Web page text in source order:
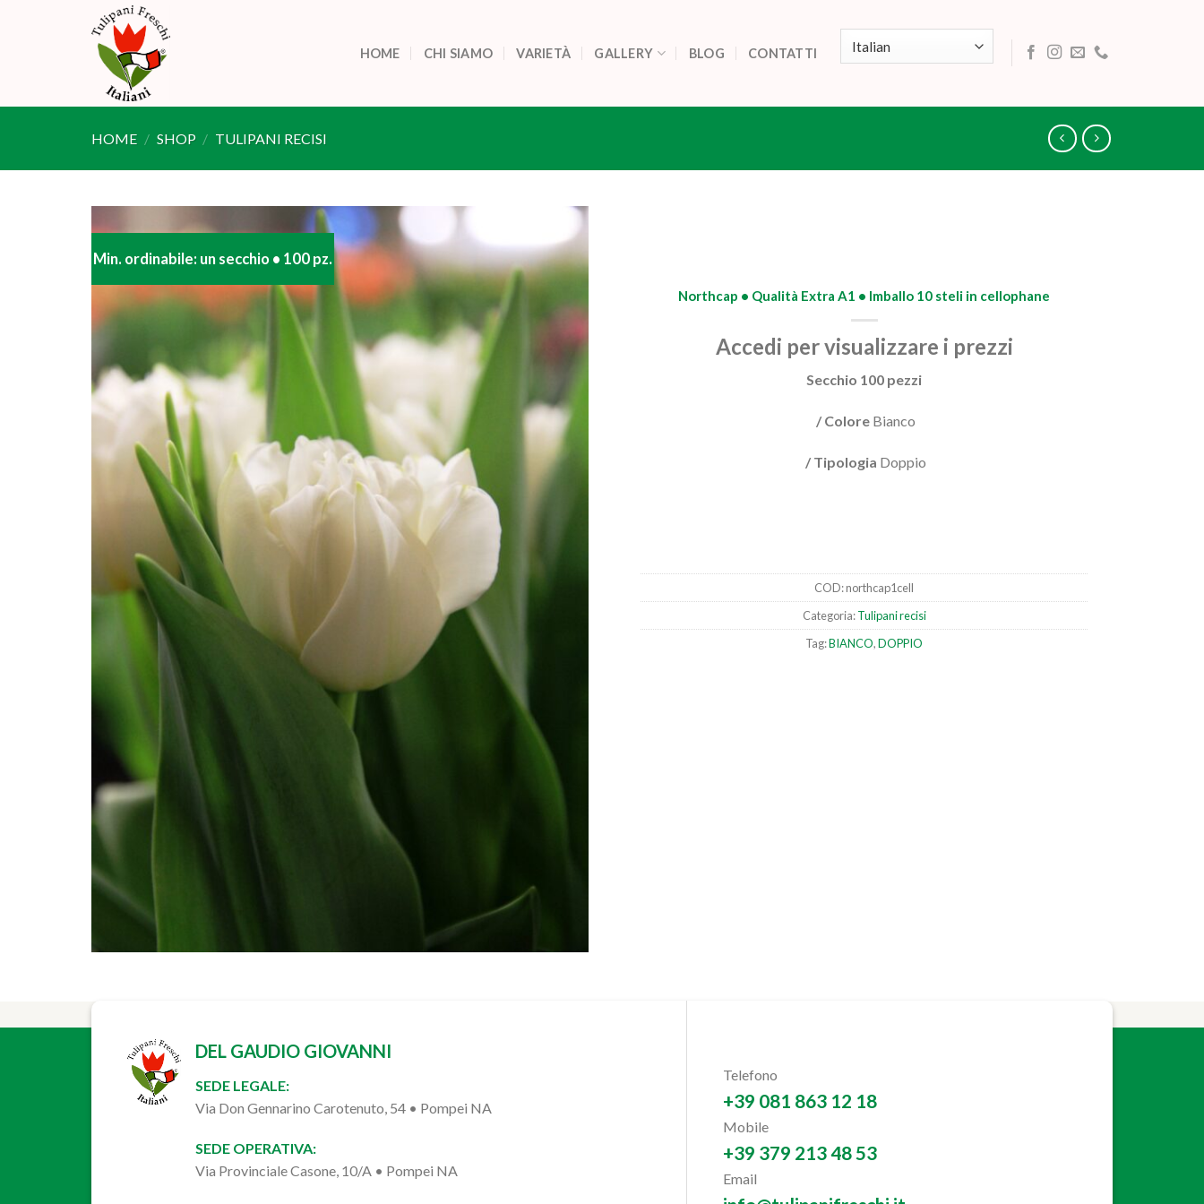
HOME CHI SIAMO VARIETÀ GALLERY BLOG CONTATTI
HOME / SHOP / TULIPANI RECISI
Min. ordinabile: un secchio • 100 pz.
Northcap • Qualità Extra A1 • Imballo 10 steli in cellophane
Accedi per visualizzare i prezzi
Secchio 100 pezzi
/ ColoreBianco
/ Tipologia Doppio
COD:northcap1cell
Categoria:Tulipani recisi
Tag:BIANCO,DOPPIO
DEL GAUDIO GIOVANNI
SEDE LEGALE:
Via Don Gennarino Carotenuto, 54 • Pompei NA
SEDE OPERATIVA:
Via Provinciale Casone, 10/A • Pompei NA
Telefono
+39 081 863 12 18
Mobile
+39 379 213 48 53
Email